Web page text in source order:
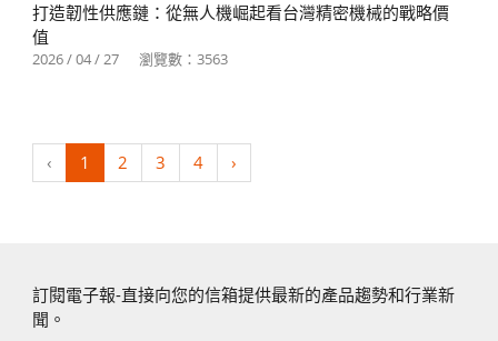
打造韌性供應鏈：從無人機崛起看台灣精密機械的戰略價
值
2026 / 04 / 27 瀏覽數：3563
‹ 1 2 3 4 ›
訂閱電子報-直接向您的信箱提供最新的產品趨勢和行業新
聞。